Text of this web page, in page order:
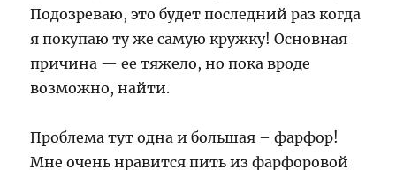
Подозреваю, это будет последний раз когда
я покупаю ту же самую кружку! Основная
причина — ее тяжело, но пока вроде
возможно, найти.
Проблема тут одна и большая – фарфор!
Мне очень нравится пить из фарфоровой